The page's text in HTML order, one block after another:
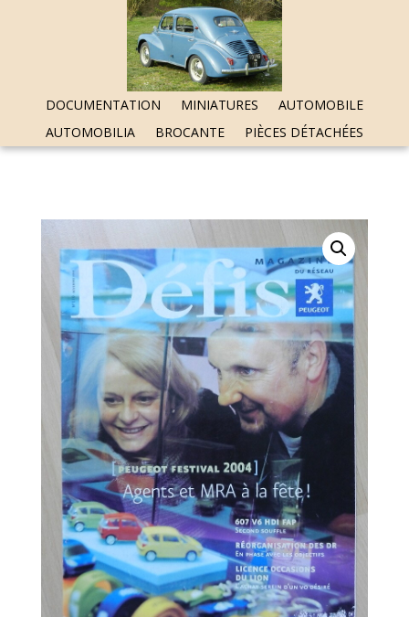
DOCUMENTATION MINIATURES
AUTOMOBILE
AUTOMOBILIA
BROCANTE PIÈCES DÉTACHÉES